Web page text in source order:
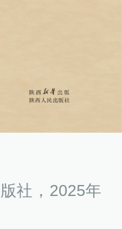
社，2025年